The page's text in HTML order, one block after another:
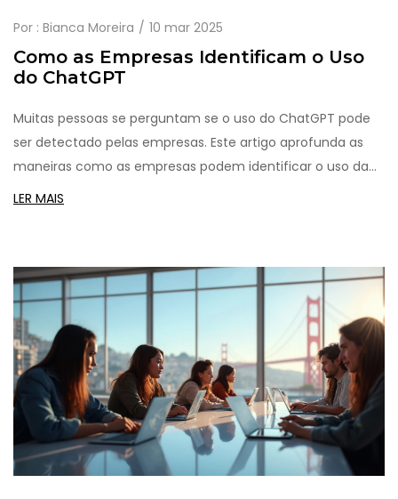
Por : Bianca Moreira 10 mar 2025
Como as Empresas Identificam o Uso
do ChatGPT
Muitas pessoas se perguntam se o uso do ChatGPT pode
ser detectado pelas empresas. Este artigo aprofunda as
maneiras como as empresas podem identificar o uso da
ferramenta, os sinais que podem levantar suspeitas e o
aliada do desenvolvimento profissional sem comprometer
a confiança no ambiente de trabalho.
LER MAIS